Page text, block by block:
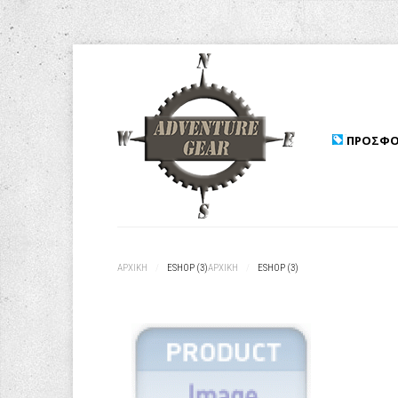
ΑΡΧΙΚΉ ESHOP (3)ΑΡΧΙΚΉ ESHOP (3)